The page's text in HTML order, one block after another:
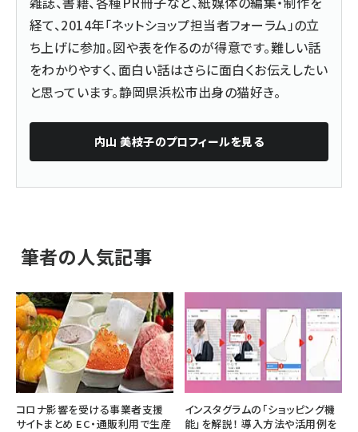
経て、2014年「ネットショップ担当者フォーラム」の立
ち上げに参加。図や表を作るのが得意です。難しい話
をわかりやすく、面白い話はさらに面白くお伝えしたい
と思っています。静岡県浜松市出身の猫好き。
内山 美枝子のプロフィールを見る
筆者の人気記事
コロナ影響を受ける事業者支援
サイトまとめ EC・通販利用で生産
インスタグラムの「ショッピング機
能」を解説！ 導入方法や活用例を